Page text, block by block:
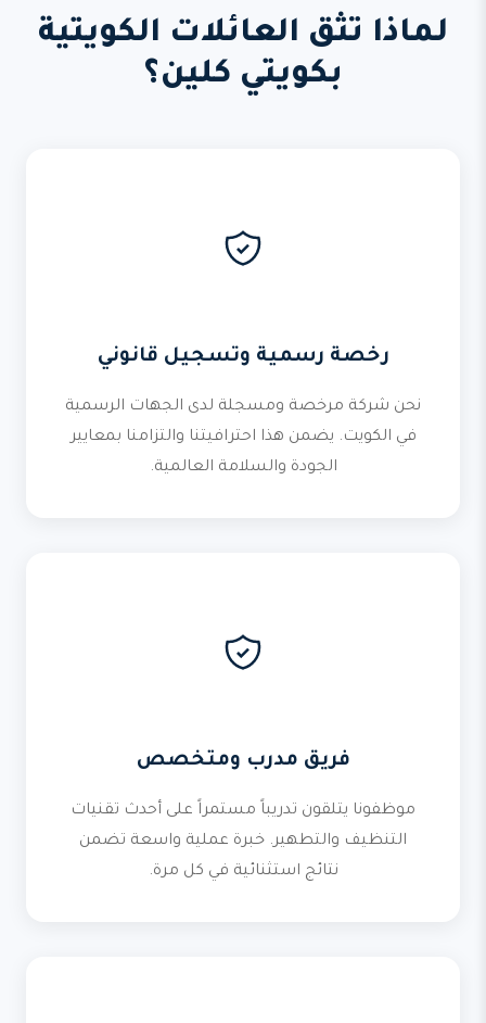
لماذا تثق العائلات الكويتية
بكويتي كلين؟
رخصة رسمية وتسجيل قانوني
نحن شركة مرخصة ومسجلة لدى الجهات الرسمية
في الكويت. يضمن هذا احترافيتنا والتزامنا بمعايير
الجودة والسلامة العالمية.
فريق مدرب ومتخصص
موظفونا يتلقون تدريباً مستمراً على أحدث تقنيات
التنظيف والتطهير. خبرة عملية واسعة تضمن
نتائج استثنائية في كل مرة.